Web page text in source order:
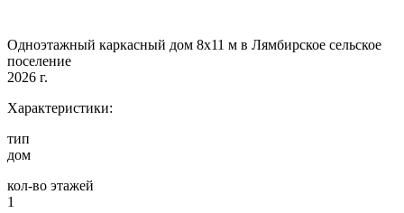
Одноэтажный каркасный дом 8х11 м в Лямбирское сельское
поселение
2026 г.
Характеристики:
тип
дом
кол-во этажей
1